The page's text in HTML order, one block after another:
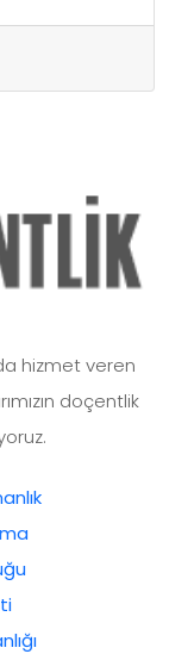
hizmet veren
doçentlik